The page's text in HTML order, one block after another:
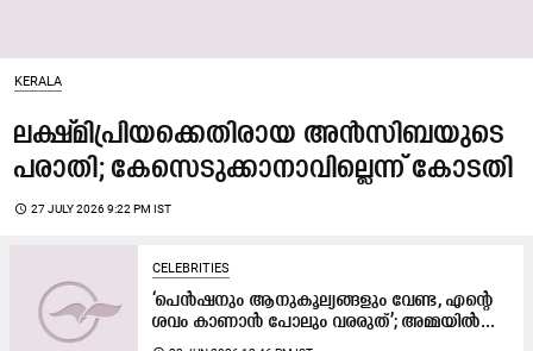
KERALA
ലക്ഷ്മിപ്രിയക്കെതിരായ അൻസിബയുടെ
പരാതി; കേസെടുക്കാനാവില്ലെന്ന് കോടതി
access_time 27 JULY 2026 9:22 PM IST
CELEBRITIES
‘പെൻഷനും ആനുകൂല്യങ്ങളും വേണ്ട, എന്റെ
ശവം കാണാൻ പോലും വരരുത്’; അമ്മയിൽ...